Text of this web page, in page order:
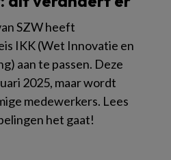
SZW heeft
IKK (Wet Innovatie en
aan te passen. Deze
2025, maar wordt
medewerkers. Lees
het gaat!